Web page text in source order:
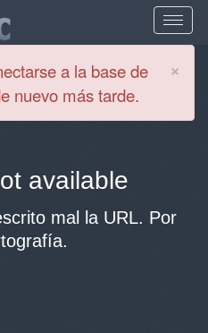
×
a la base de
nuevo más tarde.
available
mal la URL. Por